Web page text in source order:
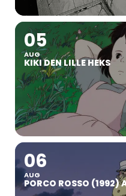
05
AUG
KIKI DEN LILLE HEKS
06
AUG
PORCO ROSSO (1992)